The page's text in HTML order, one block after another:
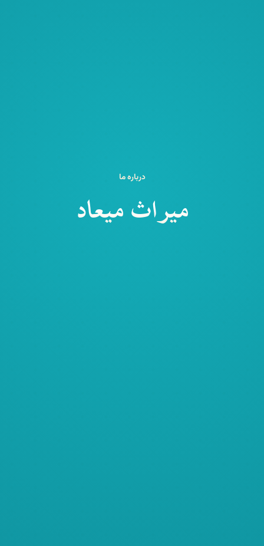
درباره ما
میراث میعاد